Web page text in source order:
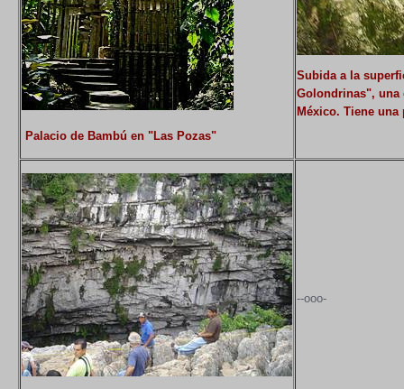
Palacio de Bambú en "Las Pozas"
Subida a la
Golondrinas", una
México. Tiene
--ooo-